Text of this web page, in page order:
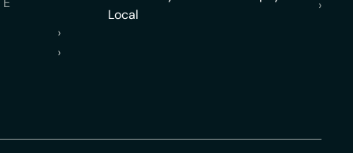
›
›
Local
›